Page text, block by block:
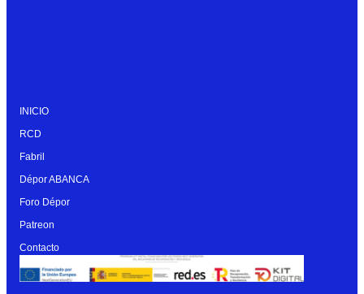
INICIO
RCD
Fabril
Dépor ABANCA
Foro Dépor
Patreon
Contacto